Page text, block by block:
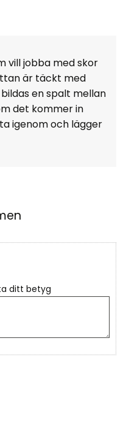
vill jobba med skor
är täckt med
en spalt mellan
det kommer in
igenom och lägger
ditt betyg